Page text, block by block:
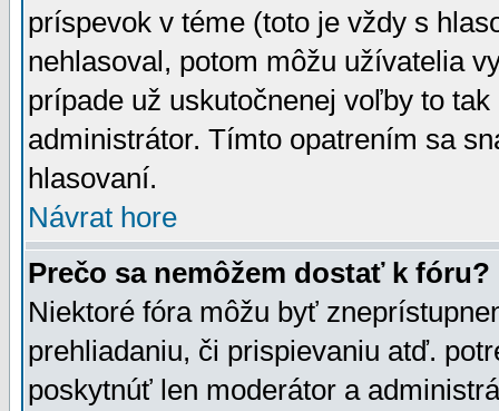
príspevok v téme (toto je vždy s
nehlasoval, potom môžu užívatelia
prípade už uskutočnenej voľby to
administrátor. Tímto opatrením sa
hlasovaní.
Návrat hore
Prečo sa nemôžem dostať k fóru?
Niektoré fóra môžu byť
prehliadaniu, či prispievaniu atď.
poskytnúť len moderátor a